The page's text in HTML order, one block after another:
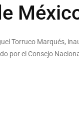
Torruco Marqués,
por el Consejo